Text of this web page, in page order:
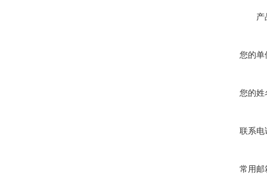
产
您的单
您的姓
联系电
常用邮